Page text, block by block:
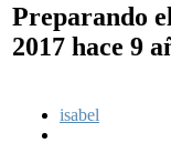
Preparando
2017 hace 9
isabel